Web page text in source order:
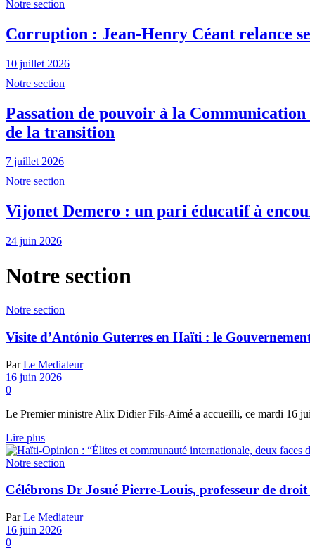
Notre section
Corruption : Jean-Henry Céant relance
10 juillet 2026
Notre section
Passation de pouvoir à la
de la transition
7 juillet 2026
Notre section
Vijonet Demero : un pari éducatif à
24 juin 2026
Notre section
Notre section
Visite d’António Guterres en Haïti : le
Par Le Mediateur
16 juin 2026
0
Le Premier ministre Alix Didier Fils-Aimé a accueilli, ce mardi 16
Lire plusDetails
Notre section
Célébrons Dr Josué Pierre-Louis, professeur de
Par Le Mediateur
16 juin 2026
0